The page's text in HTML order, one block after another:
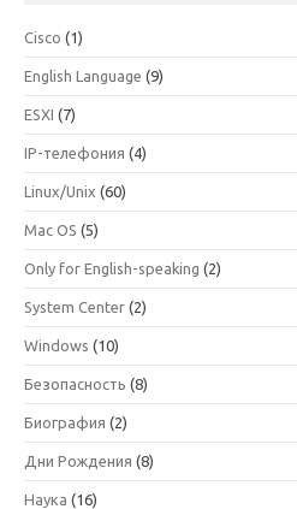
Cisco (1)
English Language (9)
ESXI (7)
IP-телефония (4)
Linux/Unix (60)
Mac OS (5)
Only for English-speaking (2)
System Center (2)
Windows (10)
Безопасность (8)
Биография (2)
Дни Рождения (8)
Наука (16)